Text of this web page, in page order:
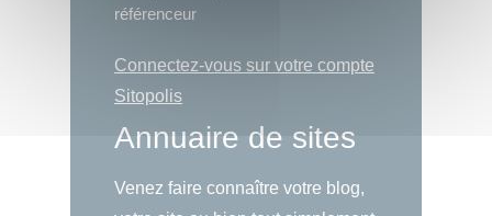
référenceur
Connectez-vous sur votre compte
Sitopolis
Annuaire de sites
Venez faire connaître votre blog,